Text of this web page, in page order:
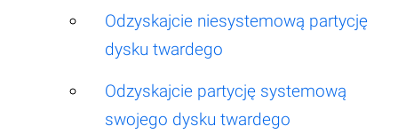
Odzyskajcie niesystemową partycję
dysku twardego
Odzyskajcie partycję systemową
swojego dysku twardego